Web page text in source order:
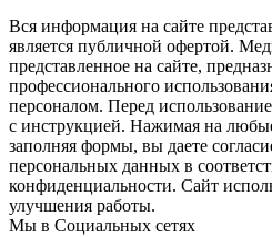
Вся информация на сайте
является публичной офертой.
представленное на сайте,
профессионального
персоналом. Перед
с инструкцией. Нажимая на
заполняя формы, вы даете
персональных данных в
конфиденциальности. Сайт
улучшения работы.
Мы в Социальных сетях